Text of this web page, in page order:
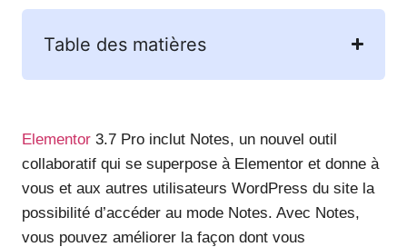
Table des matières
Elementor 3.7 Pro inclut Notes, un nouvel outil
collaboratif qui se superpose à Elementor et donne à
vous et aux autres utilisateurs WordPress du site la
possibilité d’accéder au mode Notes. Avec Notes,
vous pouvez améliorer la façon dont vous